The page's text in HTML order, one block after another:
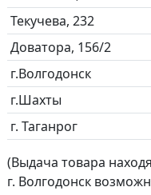
Текучева, 232
Доватора, 156/2
г.Волгодонск
г.Шахты
г. Таганрог
(Выдача товара
г. Волгодонск